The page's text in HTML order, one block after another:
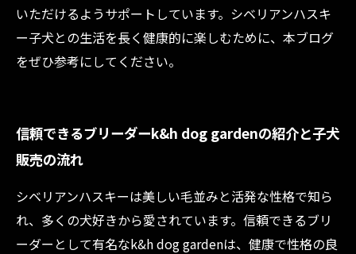
いただけるようサポートしています。シベリアンハスキ
ー子犬との生活を長く健康的に楽しむために、本ブログ
をぜひ参考にしてください。
信頼できるブリーダーk&h dog gardenの紹介と子犬
販売の流れ
シベリアンハスキーは美しい毛並みと活発な性格で知ら
れ、多くの犬好きから愛されています。信頼できるブリ
ーダーとして有名なk&h dog gardenは、健康で性格の良